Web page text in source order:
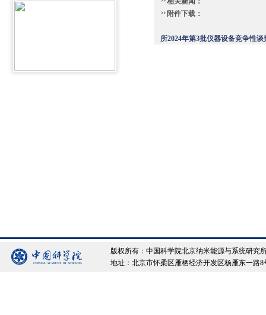
附件下载：
所2024年第3批仪器设备竞争性
版权所有：中国科学院北京纳米能源与系统研究
地址：北京市怀柔区雁栖经济开发区杨雁东一路8